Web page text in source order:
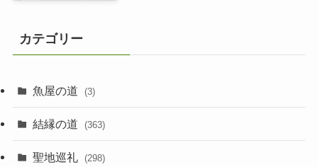
カテゴリー
魚屋の道 (3)
結縁の道 (363)
聖地巡礼 (298)